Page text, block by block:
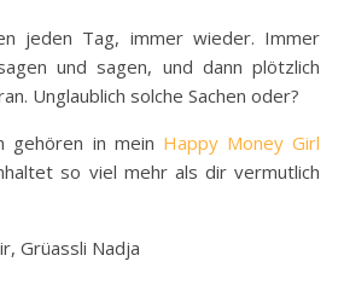
jeden Tag, immer wieder. Immer
und sagen, und dann plötzlich
Unglaublich solche Sachen oder?
gehören in mein Happy Money Girl
so viel mehr als dir vermutlich
Grüassli Nadja